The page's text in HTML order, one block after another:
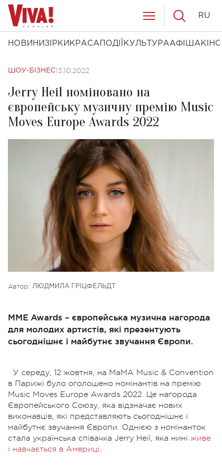
НОВИНИ ЗІРКИ КРАСА ПОДІЇ КУЛЬТУРААФІША КІНО
RU
ШОУ-БІЗНЕС13.10.2022
Jerry Heil номіновано на
європейську музичну премію Music
Moves Europe Awards 2022
Автор: ЛЮДМИЛА ГРІЦФЕЛЬДТ
MME Awards – європейська музична нагорода
для молодих артистів, які презентують
сьогоднішнє і майбутнє звучання Європи.
У середу, 12 жовтня, на MaMA Music & Convention
в Парижі було оголошено номінантів на премію
Music Moves Europe Awards 2022. Це нагорода
Європейського Союзу, яка відзначає нових
виконавців, які представляють сьогоднішнє і
майбутнє звучання Європи. Однією з номінанток
стала українська співачка Jerry Heil, яка нині живе
і навчається в Америці.